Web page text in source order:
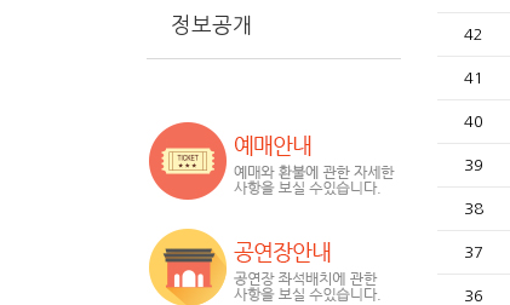
정보공개 42
41
40
39
38
37
36